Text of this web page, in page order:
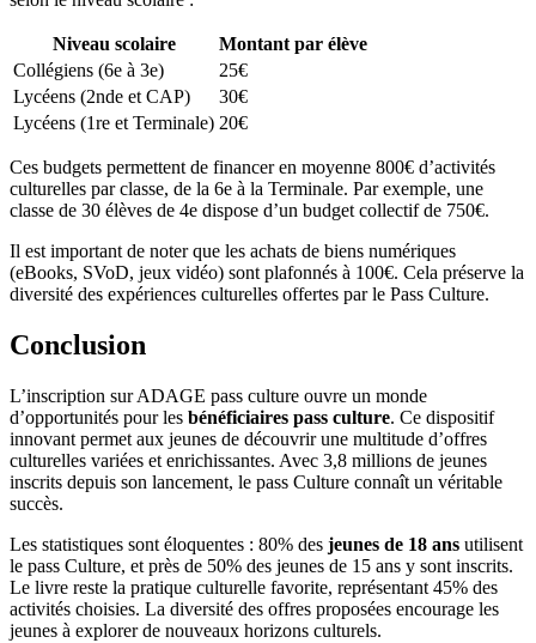
Niveau scolaire
Montant par élève
Collégiens (6e à 3e)
25€
Lycéens (2nde et CAP)
30€
Lycéens (1re et Terminale) 20€
Ces budgets permettent de financer en moyenne 800€ d’activités
culturelles par classe, de la 6e à la Terminale. Par exemple, une
classe de 30 élèves de 4e dispose d’un budget collectif de 750€.
Il est important de noter que les achats de biens numériques
(eBooks, SVoD, jeux vidéo) sont plafonnés à 100€. Cela préserve la
diversité des expériences culturelles offertes par le Pass Culture.
Conclusion
L’inscription sur ADAGE pass culture ouvre un monde
d’opportunités pour les bénéficiaires pass culture. Ce dispositif
innovant permet aux jeunes de découvrir une multitude d’offres
culturelles variées et enrichissantes. Avec 3,8 millions de jeunes
inscrits depuis son lancement, le pass Culture connaît un véritable
succès.
Les statistiques sont éloquentes : 80% des jeunes de 18 ans utilisent
le pass Culture, et près de 50% des jeunes de 15 ans y sont inscrits.
Le livre reste la pratique culturelle favorite, représentant 45% des
activités choisies. La diversité des offres proposées encourage les
jeunes à explorer de nouveaux horizons culturels.